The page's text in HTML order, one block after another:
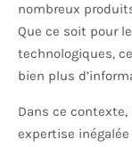
nombreux
Que ce soit pour
technologiques,
bien plus
Dans ce
expertise